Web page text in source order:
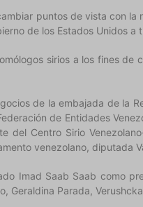
puntos de vista con
de los Estados Unidos
sirios a los fines
de la embajada de la
de Entidades
del Centro Sirio
venezolano, diputada
Imad Saab Saab como
Geraldina Parada,